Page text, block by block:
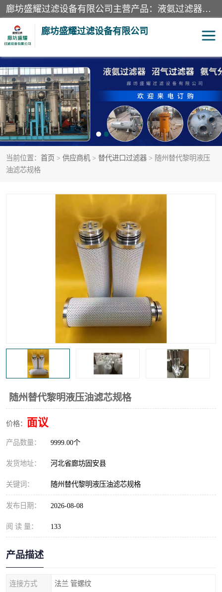
廊坊盛耀过滤设备有限公司主营产品：液氨过滤器、沼气过滤器、氨气分离器、二氧化碳过滤器、过滤器、液氨氨气过滤器、天然气过滤器、管道过滤器、*过滤器、液氨除油除水过滤器、氨气除油除水过滤器、焦炉煤气除焦油过滤器等。
廊坊盛耀过滤设备有限公司
当前位置： 首页 > 供应商机 > 替代进口过滤器 > 随州替代黎明液压
油滤芯规格
随州替代黎明液压油滤芯规格
价格： 面议
产品数量： 9999.00个
发货地址： 河北省廊坊固安县
关键词： 随州替代黎明液压油滤芯规格
发布日期： 2026-08-08
阅 读 量： 133
产品描述
连接方式 法兰 管螺纹
二氧化碳过滤器 过滤器
液氨氨气过滤器 沼气过滤器
天然气过滤器 管道过滤器
甲醇过滤器 液氨除油除水过滤器
酸雾聚结分离器
替代进口过滤器
化工盐酸气聚结器 耐腐蚀除雾器滤芯